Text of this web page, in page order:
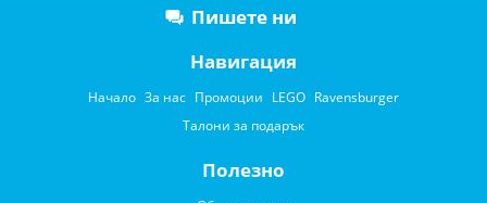
Пишете ни
Навигация
Начало За нас Промоции LEGO Ravensburger
Талони за подарък
Полезно